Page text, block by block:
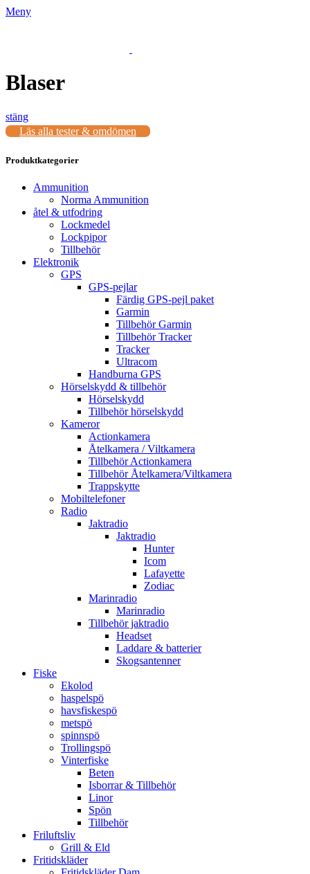
Meny
Blaser
stäng
Läs alla tester & omdömen
Produktkategorier
Ammunition
Norma Ammunition
åtel & utfodring
Lockmedel
Lockpipor
Tillbehör
Elektronik
GPS
GPS-pejlar
Färdig GPS-pejl paket
Garmin
Tillbehör Garmin
Tillbehör Tracker
Tracker
Ultracom
Handburna GPS
Hörselskydd & tillbehör
Hörselskydd
Tillbehör hörselskydd
Kameror
Actionkamera
Åtelkamera / Viltkamera
Tillbehör Actionkamera
Tillbehör Åtelkamera/Viltkamera
Trappskytte
Mobiltelefoner
Radio
Jaktradio
Jaktradio
Hunter
Icom
Lafayette
Zodiac
Marinradio
Marinradio
Tillbehör jaktradio
Headset
Laddare & batterier
Skogsantenner
Fiske
Ekolod
haspelspö
havsfiskespö
metspö
spinnspö
Trollingspö
Vinterfiske
Beten
Isborrar & Tillbehör
Linor
Spön
Tillbehör
Friluftsliv
Grill & Eld
Fritidskläder